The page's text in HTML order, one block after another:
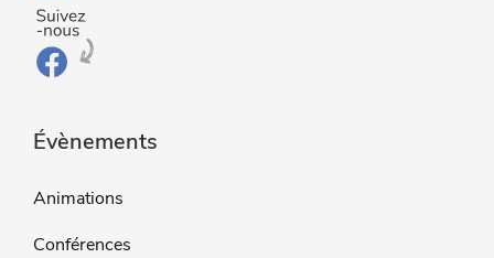
Évènements
Animations
Conférences